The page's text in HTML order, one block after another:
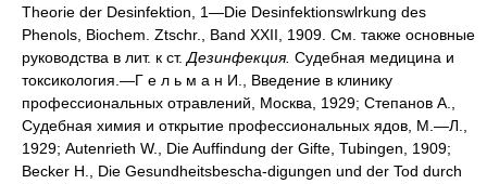
Theorie der Desinfektion, 1—Die Desinfektionswlrkung des
Phenols, Biochem. Ztschr., Band XXII, 1909. См. также основные
руководства в лит. к ст.Дезинфекция. Судебная медицина и
токсикология.—Г е л ь м а н И., Введение в клинику
профессиональных отравлений, Москва, 1929; Степанов А.,
Судебная химия и открытие профессиональных ядов, М.—Л.,
1929; Autenrieth W., Die Auffindung der Gifte, Tubingen, 1909;
Becker H., Die Gesundheitsbescha-digungen und der Tod durch